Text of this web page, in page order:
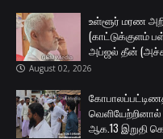
உள்ளூர் மரண
(காட்டுக்குளம்
அப்ஜல் தீன்
August 02, 2026
ஆக.13 இறுதி